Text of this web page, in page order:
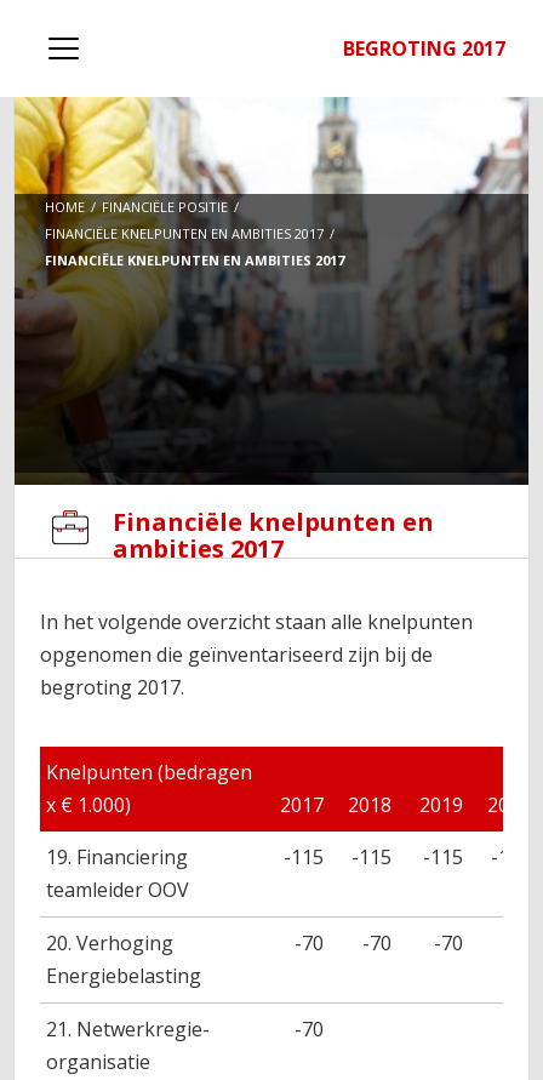
BEGROTING 2017
HOME
FINANCIËLE POSITIE
FINANCIËLE KNELPUNTEN EN AMBITIES 2017
FINANCIËLE KNELPUNTEN EN AMBITIES 2017
Financiële knelpunten en
ambities 2017
In het volgende overzicht staan alle knelpunten
opgenomen die geïnventariseerd zijn bij de
begroting 2017.
Knelpunten (bedragen
x € 1.000)
2017 2018 2019
2020
19. Financiering
teamleider OOV
-115 -115 -115 -115
20. Verhoging
Energiebelasting
-70 -70 -70
21. Netwerkregie-
organisatie
-70